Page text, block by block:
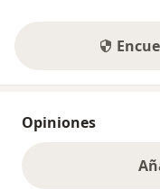
Opiniones